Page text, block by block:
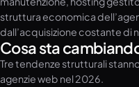
struttura economica
dall’acquisizione costante di
Cosa sta
Tre tendenze strutturali
agenzie web nel 2026.